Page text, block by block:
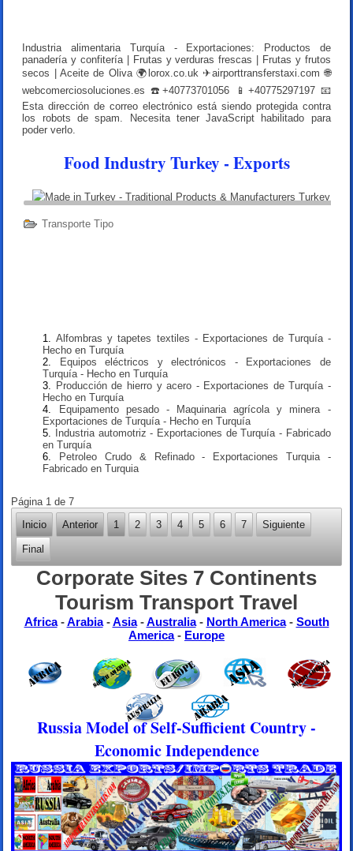
Industria alimentaria Turquía - Exportaciones: Productos de
panadería y confitería | Frutas y verduras frescas | Frutas y frutos
secos | Aceite de Oliva 🌍lorox.co.uk ✈airporttransferstaxi.com 🌐
webcomerciosoluciones.es ☎️+40773701056 📱+40775297197 📧
Esta dirección de correo electrónico está siendo protegida contra
los robots de spam. Necesita tener JavaScript habilitado para
poder verlo.
Food Industry Turkey - Exports
Transporte Tipo
Alfombras y tapetes textiles - Exportaciones de Turquía -
Hecho en Turquía
Equipos eléctricos y electrónicos - Exportaciones de
Turquía - Hecho en Turquía
Producción de hierro y acero - Exportaciones de Turquía -
Hecho en Turquía
Equipamento pesado - Maquinaria agrícola y minera -
Exportaciones de Turquía - Hecho en Turquía
Industria automotriz - Exportaciones de Turquía - Fabricado
en Turquía
Petroleo Crudo & Refinado - Exportaciones Turquia -
Fabricado en Turquia
Página 1 de 7
Inicio
Anterior 1 2 3 4 5 6 7 Siguiente
Final
Corporate Sites 7 Continents
Tourism Transport Travel
Africa-Arabia-Asia-Australia- North America- South
America- Europe
Russia Model of Self-Sufficient Country -
Economic Independence